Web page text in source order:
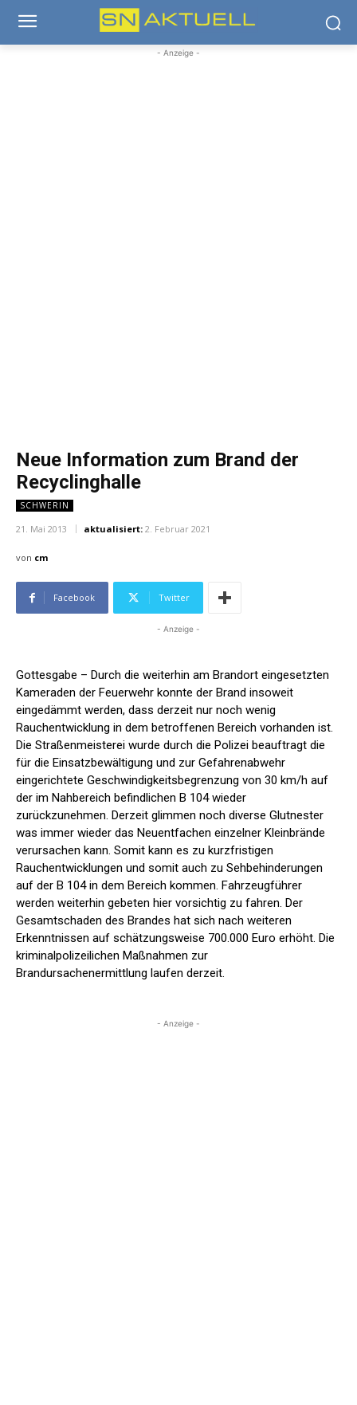
- Anzeige -
Neue Information zum Brand der
Recyclinghalle
SCHWERIN
21. Mai 2013 aktualisiert: 2. Februar 2021
von cm
Facebook Twitter
- Anzeige -
Gottesgabe – Durch die weiterhin am Brandort eingesetzten
Kameraden der Feuerwehr konnte der Brand insoweit
eingedämmt werden, dass derzeit nur noch wenig
Rauchentwicklung in dem betroffenen Bereich vorhanden ist.
Die Straßenmeisterei wurde durch die Polizei beauftragt die
für die Einsatzbewältigung und zur Gefahrenabwehr
eingerichtete Geschwindigkeitsbegrenzung von 30 km/h auf
der im Nahbereich befindlichen B 104 wieder
zurückzunehmen. Derzeit glimmen noch diverse Glutnester
was immer wieder das Neuentfachen einzelner Kleinbrände
verursachen kann. Somit kann es zu kurzfristigen
Rauchentwicklungen und somit auch zu Sehbehinderungen
auf der B 104 in dem Bereich kommen. Fahrzeugführer
werden weiterhin gebeten hier vorsichtig zu fahren. Der
Gesamtschaden des Brandes hat sich nach weiteren
Erkenntnissen auf schätzungsweise 700.000 Euro erhöht. Die
kriminalpolizeilichen Maßnahmen zur
Brandursachenermittlung laufen derzeit.
- Anzeige -